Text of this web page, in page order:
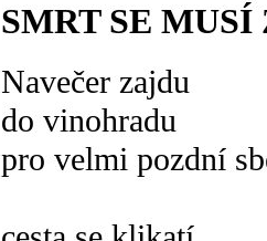
SMRT SE
Navečer zajdu
do vinohradu
pro velmi pozdní